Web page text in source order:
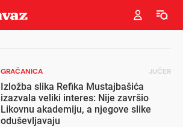
GRAČANICA JUČER
Izložba slika Refika Mustajbašića
izazvala veliki interes: Nije završio
Likovnu akademiju, a njegove slike
oduševljavaju